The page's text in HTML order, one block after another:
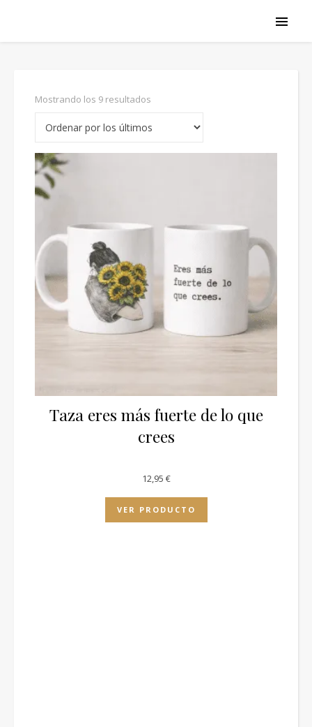
Mostrando los 9 resultados
Taza eres más fuerte de lo que
crees
12,95 €
VER PRODUCTO